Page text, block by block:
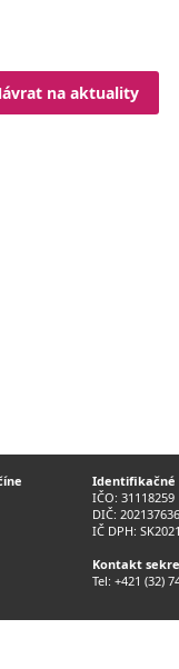
na aktuality
Identifikačné
IČO: 31118259
DIČ:
IČ DPH:
Kontakt
Tel: +421 (32)